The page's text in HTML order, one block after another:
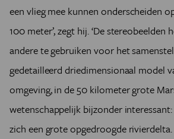
een vlieg mee kunnen onderscheiden
100 meter’, zegt hij. ‘De stereobeelden
andere te gebruiken voor het
gedetailleerd driedimensionaal model
omgeving, in de 50 kilometer grote
wetenschappelijk bijzonder
zich een grote opgedroogde